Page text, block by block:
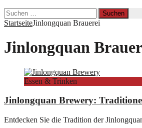
Suchen
nach:
StartseiteJinlongquan Brauerei
Jinlongquan
Essen & Trinken
Jinlongquan Brewery:
Entdecken Sie die Tradition der